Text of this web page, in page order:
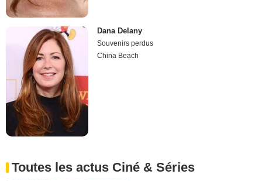
Dana Delany
Souvenirs perdus
China Beach
Toutes les actus Ciné & Séries